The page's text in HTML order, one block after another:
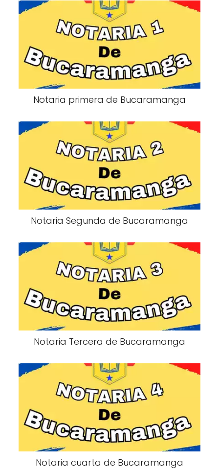
Notaria primera de Bucaramanga
Notaria Segunda de Bucaramanga
Notaria Tercera de Bucaramanga
Notaria cuarta de Bucaramanga